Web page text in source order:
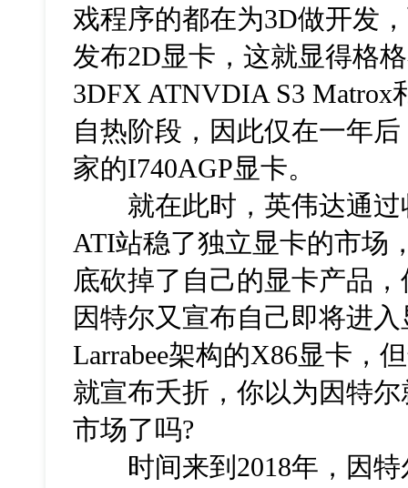
戏程序的都在为3D做开发
发布2D显卡，这就显得格
3DFX ATNVDIA S3 Matrox
自热阶段，因此仅在一年
家的I740AGP显卡。
就在此时，英伟达通过
ATI站稳了独立显卡的市场
底砍掉了自己的显卡产品
因特尔又宣布自己即将进
Larrabee架构的X86显卡，
就宣布夭折，你以为因特
市场了吗?
时间来到2018年，因特